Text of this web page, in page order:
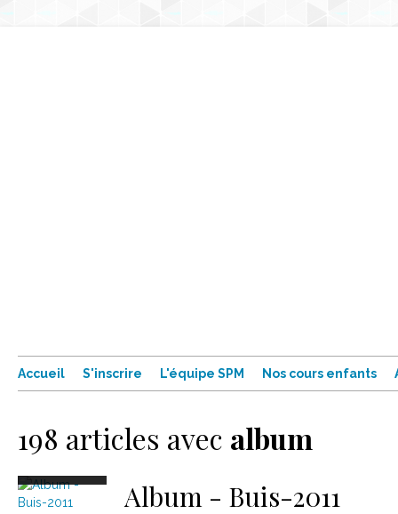
Accueil S'inscrire L'équipe SPM Nos cours enfants
198 articles avec album
Album - Buis-2011